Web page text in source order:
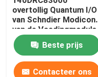
overtollig Quantum I/O
van Schndier Modicon
van de Voedingmodule
Beste prijs
Contacteer ons